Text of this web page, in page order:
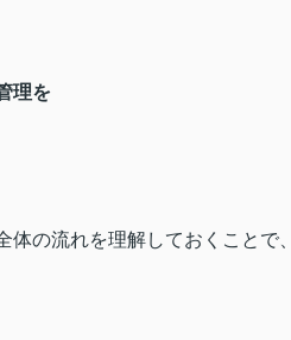
理を
体の流れを理解しておくことで